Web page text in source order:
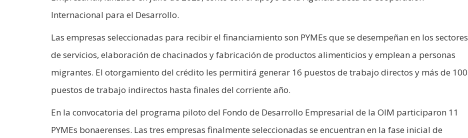
Internacional para el Desarrollo.
Las empresas seleccionadas para recibir el financiamiento son PYMEs que se desempeñan en los sectores
de servicios, elaboración de chacinados y fabricación de productos alimenticios y emplean a personas
migrantes. El otorgamiento del crédito les permitirá generar 16 puestos de trabajo directos y más de 100
puestos de trabajo indirectos hasta finales del corriente año.
En la convocatoria del programa piloto del Fondo de Desarrollo Empresarial de la OIM participaron 11
PYMEs bonaerenses. Las tres empresas finalmente seleccionadas se encuentran en la fase inicial de